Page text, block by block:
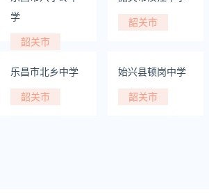
学
韶关市
韶关市
乐昌市北乡中学
韶关市
始兴县顿岗中学
韶关市